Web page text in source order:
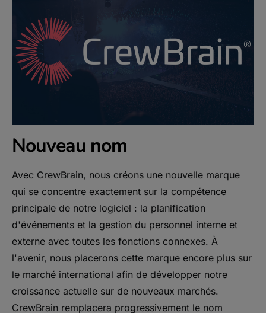
Nouveau nom
Avec CrewBrain, nous créons une nouvelle marque
qui se concentre exactement sur la compétence
principale de notre logiciel : la planification
d'événements et la gestion du personnel interne et
externe avec toutes les fonctions connexes. À
l'avenir, nous placerons cette marque encore plus sur
le marché international afin de développer notre
croissance actuelle sur de nouveaux marchés.
CrewBrain remplacera progressivement le nom